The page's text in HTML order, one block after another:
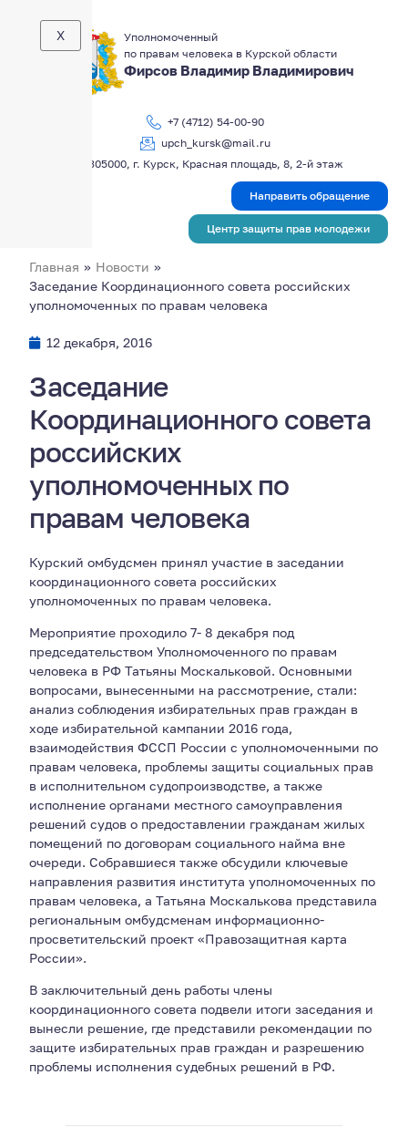
Уполномоченный
по правам человека в Курской области
Фирсов Владимир Владимирович
+7 (4712) 54-00-90
upch_kursk@mail.ru
305000, г. Курск, Красная площадь, 8, 2-й этаж
X
Направить обращение
Центр защиты прав молодежи
Главная » Новости »
Заседание Координационного совета российских
уполномоченных по правам человека
12 декабря, 2016
Заседание
Координационного совета
российских
уполномоченных по
правам человека
Курский омбудсмен принял участие в заседании
координационного совета российских
уполномоченных по правам человека.
Мероприятие проходило 7- 8 декабря под
председательством Уполномоченного по правам
человека в РФ Татьяны Москальковой. Основными
вопросами, вынесенными на рассмотрение, стали:
анализ соблюдения избирательных прав граждан в
ходе избирательной кампании 2016 года,
взаимодействия ФССП России с уполномоченными по
правам человека, проблемы защиты социальных прав
в исполнительном судопроизводстве, а также
исполнение органами местного самоуправления
решений судов о предоставлении гражданам жилых
помещений по договорам социального найма вне
очереди. Собравшиеся также обсудили ключевые
направления развития института уполномоченных по
правам человека, а Татьяна Москалькова представила
региональным омбудсменам информационно-
просветительский проект «Правозащитная карта
России».
В заключительный день работы члены
координационного совета подвели итоги заседания и
вынесли решение, где представили рекомендации по
защите избирательных прав граждан и разрешению
проблемы исполнения судебных решений в РФ.